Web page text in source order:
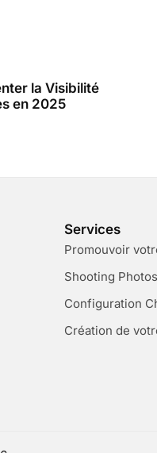
la Visibilité
en 2025
Services
Promouvoir
Shooting
Configuration
Création de